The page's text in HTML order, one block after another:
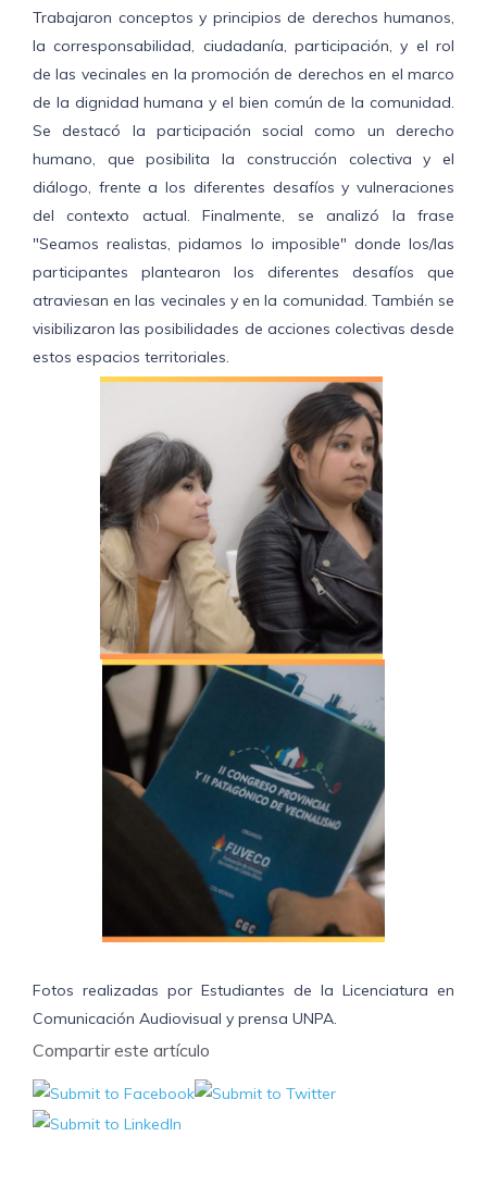
Trabajaron conceptos y principios de derechos humanos,
la corresponsabilidad, ciudadanía, participación, y el rol
de las vecinales en la promoción de derechos en el marco
de la dignidad humana y el bien común de la comunidad.
Se destacó la participación social como un derecho
humano, que posibilita la construcción colectiva y el
diálogo, frente a los diferentes desafíos y vulneraciones
del contexto actual. Finalmente, se analizó la frase
"Seamos realistas, pidamos lo imposible" donde los/las
participantes plantearon los diferentes desafíos que
atraviesan en las vecinales y en la comunidad. También se
visibilizaron las posibilidades de acciones colectivas desde
estos espacios territoriales.
Fotos realizadas por Estudiantes de la Licenciatura en
Comunicación Audiovisual y prensa UNPA.
Compartir este artículo